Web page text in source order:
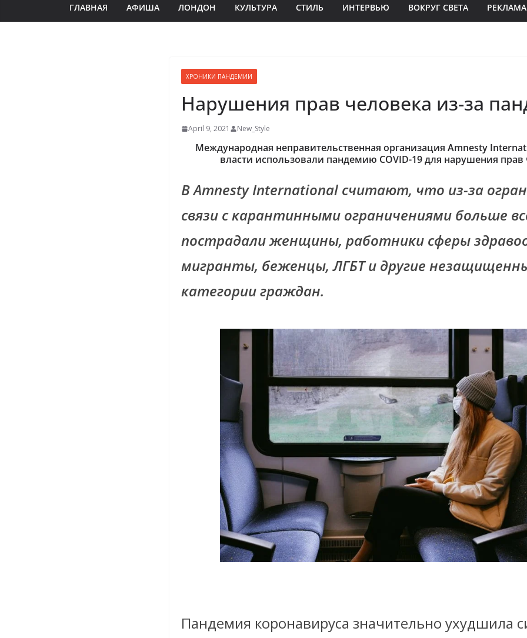
ГЛАВНАЯ АФИША ЛОНДОН КУЛЬТУРА СТИЛЬ ИНТЕРВЬЮ ВОКРУГ СВЕТА РЕКЛАМА
ХРОНИКИ ПАНДЕМИИ
Нарушения прав человека из-за
April 9, 2021 New_Style
Международная неправительственная организация Amnesty
власти использовали пандемию COVID-19 для нарушения прав
В Amnesty International считают, что из-за
связи с карантинными ограничениями больше
пострадали женщины, работники сферы
мигранты, беженцы, ЛГБТ и другие
категории граждан.
Пандемия коронавируса значительно ухудшила